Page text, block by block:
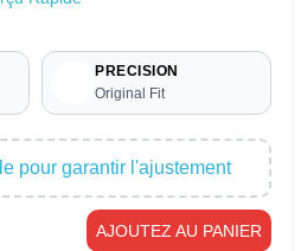
PRECISION
Original Fit
pour garantir l'ajustement
AJOUTEZ AU PANIER